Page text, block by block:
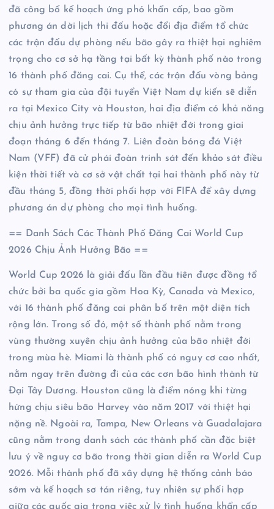
đã công bố kế hoạch ứng phó khẩn cấp, bao gồm
phương án dời lịch thi đấu hoặc đổi địa điểm tổ chức
các trận đấu dự phòng nếu bão gây ra thiệt hại nghiêm
trọng cho cơ sở hạ tầng tại bất kỳ thành phố nào trong
16 thành phố đăng cai. Cụ thể, các trận đấu vòng bảng
có sự tham gia của đội tuyển Việt Nam dự kiến sẽ diễn
ra tại Mexico City và Houston, hai địa điểm có khả năng
chịu ảnh hưởng trực tiếp từ bão nhiệt đới trong giai
đoạn tháng 6 đến tháng 7. Liên đoàn bóng đá Việt
Nam (VFF) đã cử phái đoàn trinh sát đến khảo sát điều
kiện thời tiết và cơ sở vật chất tại hai thành phố này từ
đầu tháng 5, đồng thời phối hợp với FIFA để xây dựng
phương án dự phòng cho mọi tình huống.
== Danh Sách Các Thành Phố Đăng Cai World Cup
2026 Chịu Ảnh Hưởng Bão ==
World Cup 2026 là giải đấu lần đầu tiên được đồng tổ
chức bởi ba quốc gia gồm Hoa Kỳ, Canada và Mexico,
với 16 thành phố đăng cai phân bố trên một diện tích
rộng lớn. Trong số đó, một số thành phố nằm trong
vùng thường xuyên chịu ảnh hưởng của bão nhiệt đới
trong mùa hè. Miami là thành phố có nguy cơ cao nhất,
nằm ngay trên đường đi của các cơn bão hình thành từ
Đại Tây Dương. Houston cũng là điểm nóng khi từng
hứng chịu siêu bão Harvey vào năm 2017 với thiệt hại
nặng nề. Ngoài ra, Tampa, New Orleans và Guadalajara
cũng nằm trong danh sách các thành phố cần đặc biệt
lưu ý về nguy cơ bão trong thời gian diễn ra World Cup
2026. Mỗi thành phố đã xây dựng hệ thống cảnh báo
sớm và kế hoạch sơ tán riêng, tuy nhiên sự phối hợp
giữa các quốc gia trong việc xử lý tình huống khẩn cấp